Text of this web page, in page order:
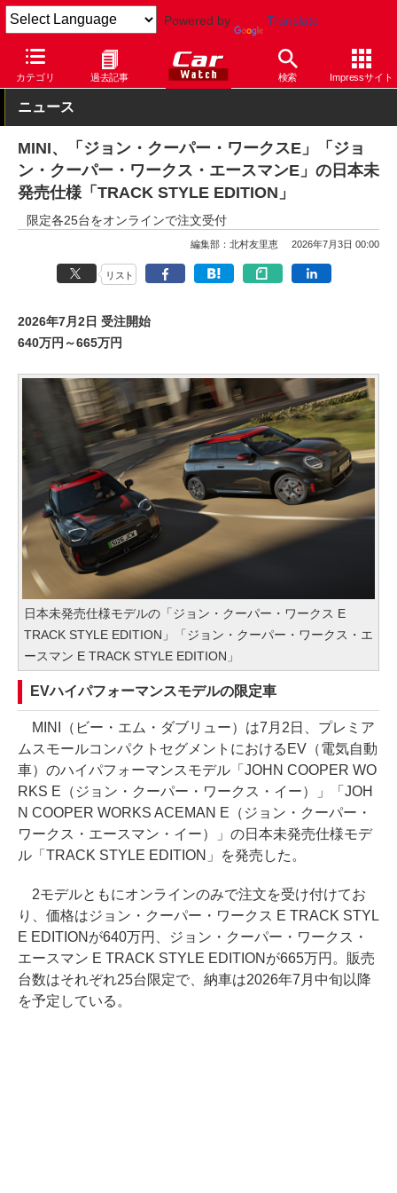
Powered by Translate
カテゴリ 過去記事 検索 Impressサイト
Car Watch 自動車 乗用車
ニュース
MINI、「ジョン・クーパー・ワークスE」「ジョ
ン・クーパー・ワークス・エースマンE」の日本未
発売仕様「TRACK STYLE EDITION」
限定各25台をオンラインで注文受付
編集部：北村友里恵 2026年7月3日 00:00
リスト
2026年7月2日 受注開始
640万円～665万円
日本未発売仕様モデルの「ジョン・クーパー・ワークス E
TRACK STYLE EDITION」「ジョン・クーパー・ワークス・エ
ースマン E TRACK STYLE EDITION」
EVハイパフォーマンスモデルの限定車
MINI（ビー・エム・ダブリュー）は7月2日、プレミア
ムスモールコンパクトセグメントにおけるEV（電気自動
車）のハイパフォーマンスモデル「JOHN COOPER WO
RKS E（ジョン・クーパー・ワークス・イー）」「JOH
N COOPER WORKS ACEMAN E（ジョン・クーパー・
ワークス・エースマン・イー）」の日本未発売仕様モデ
ル「TRACK STYLE EDITION」を発売した。
2モデルともにオンラインのみで注文を受け付けてお
り、価格はジョン・クーパー・ワークス E TRACK STYL
E EDITIONが640万円、ジョン・クーパー・ワークス・
エースマン E TRACK STYLE EDITIONが665万円。販売
台数はそれぞれ25台限定で、納車は2026年7月中旬以降
を予定している。